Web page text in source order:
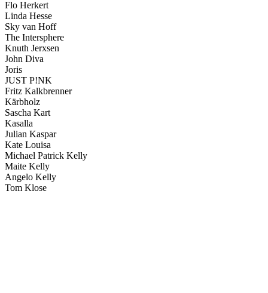
Flo Herkert
Linda Hesse
Sky van Hoff
The Intersphere
Knuth Jerxsen
John Diva
Joris
JUST P!NK
Fritz Kalkbrenner
Kärbholz
Sascha Kart
Kasalla
Julian Kaspar
Kate Louisa
Michael Patrick Kelly
Maite Kelly
Angelo Kelly
Tom Klose